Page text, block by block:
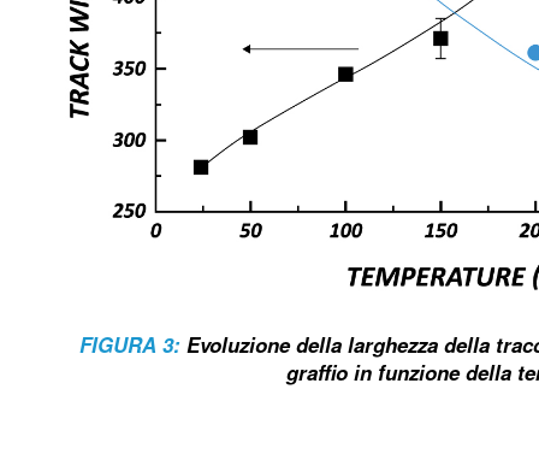
FIGURA 3: Evoluzione della larghezza della
graffio in funzione della